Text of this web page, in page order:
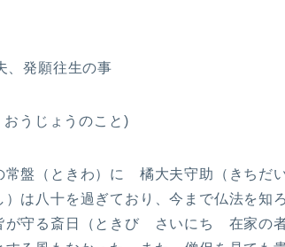
発願往生の事
うじょうのこと)
常盤（ときわ）に 橘大夫守助（きちだ
は八十を過ぎており、今まで仏法を知
が守る斎日（ときび さいにち 在家の